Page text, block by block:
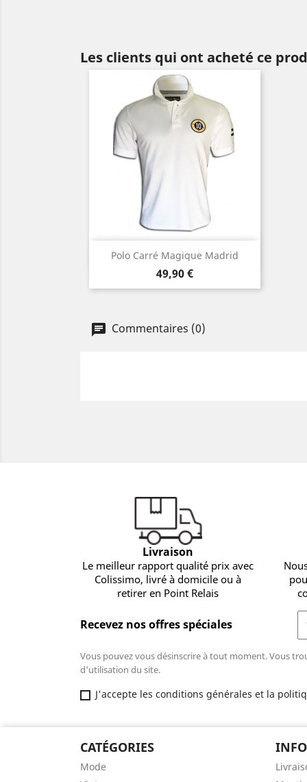
Les clients qui ont acheté ce
Polo Carré Magique Madrid
Prix
49,90 €
Aperçu rapide
Commentaires (0)
Livraison
Le meilleur rapport qualité prix avec
Colissimo, livré à domicile ou à
retirer en Point Relais
Recevez nos offres spéciales
Vous pouvez vous désinscrire à tout moment. Vous
d'utilisation du site.
J'accepte les conditions générales et la
CATÉGORIES
Mode